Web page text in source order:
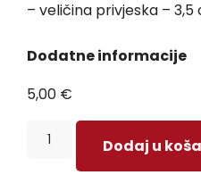
– veličina privjeska – 3,5
Dodatne informacije
5,00 €
Dodaj u